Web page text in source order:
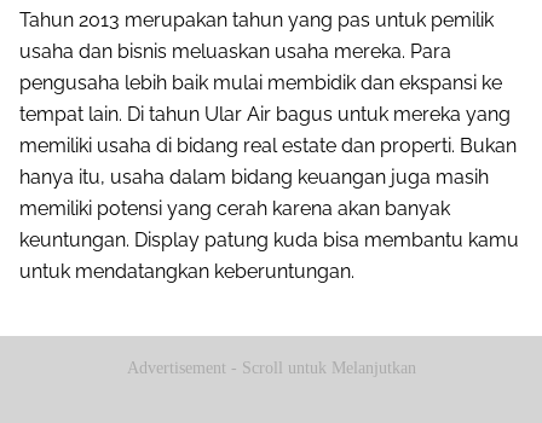
Tahun 2013 merupakan tahun yang pas untuk pemilik
usaha dan bisnis meluaskan usaha mereka. Para
pengusaha lebih baik mulai membidik dan ekspansi ke
tempat lain. Di tahun Ular Air bagus untuk mereka yang
memiliki usaha di bidang real estate dan properti. Bukan
hanya itu, usaha dalam bidang keuangan juga masih
memiliki potensi yang cerah karena akan banyak
keuntungan. Display patung kuda bisa membantu kamu
untuk mendatangkan keberuntungan.
Advertisement - Scroll untuk Melanjutkan